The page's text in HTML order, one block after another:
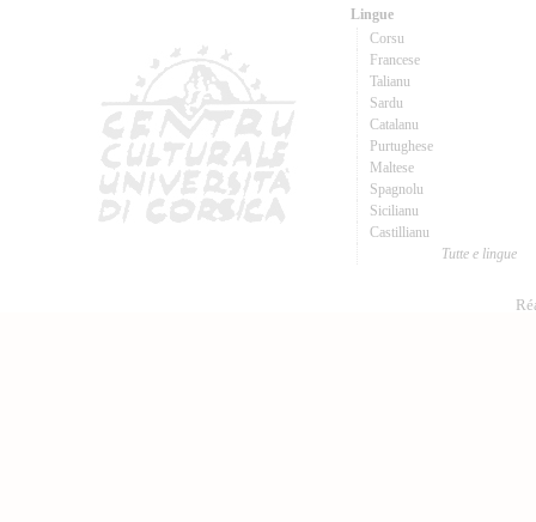
Lingue
Corsu
Francese
Talianu
Sardu
Catalanu
Purtughese
Maltese
Spagnolu
Sicilianu
Castillianu
Tutte e lingue